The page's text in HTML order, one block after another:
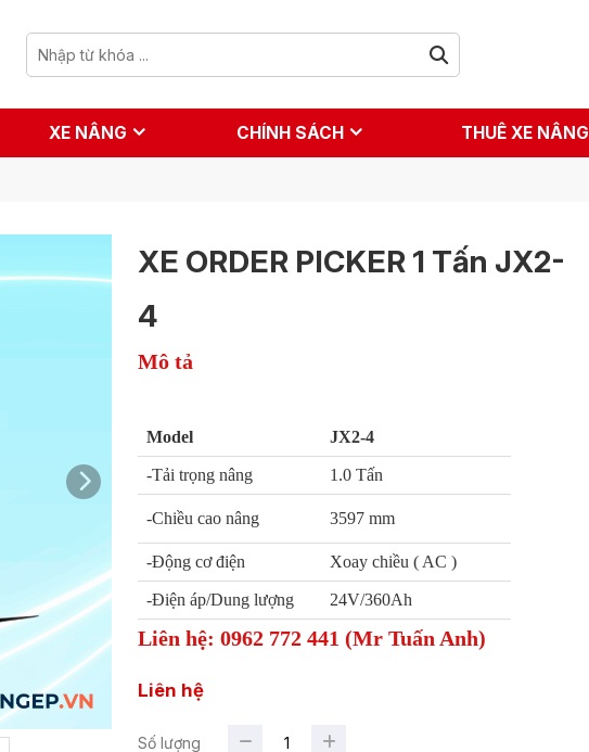
XE NÂNG CHÍNH SÁCH THUÊ XE NÂNG
XE ORDER PICKER 1 Tấn JX2-
4
Mô tả
Model JX2-4
-Tải trọng nâng 1.0 Tấn
-Chiều cao nâng 3597 mm
-Động cơ điện Xoay chiều ( AC )
-Điện áp/Dung lượng 24V/360Ah
Liên hệ: 0962 772 441 (Mr Tuấn Anh)
Liên hệ
Số lượng